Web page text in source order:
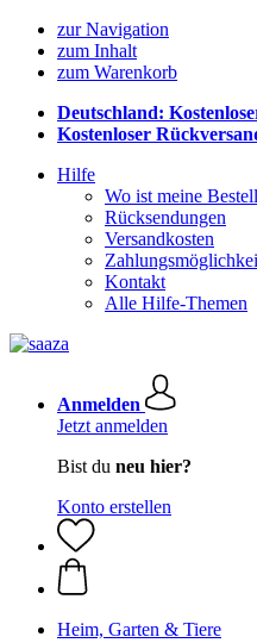
zur Navigation
zum Inhalt
zum Warenkorb
Deutschland:
Kostenloser
Hilfe
Wo ist meine
Rücksendungen
Versandkosten
Kontakt
Alle Hilfe-Themen
Anmelden
Jetzt anmelden
Bist du neu hier?
Konto erstellen
Heim, Garten & Tiere